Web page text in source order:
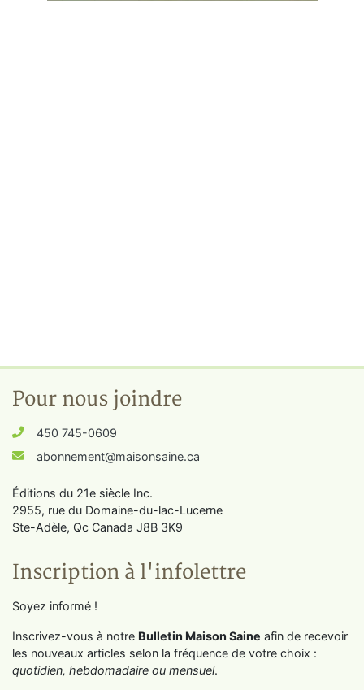
Pour nous joindre
450 745-0609
abonnement@maisonsaine.ca
Éditions du 21e siècle Inc.
2955, rue du Domaine-du-lac-Lucerne
Ste-Adèle, Qc Canada J8B 3K9
Inscription à l'infolettre
Soyez informé !
Inscrivez-vous à notre Bulletin Maison Saine afin de recevoir
les nouveaux articles selon la fréquence de votre choix :
quotidien, hebdomadaire ou mensuel.